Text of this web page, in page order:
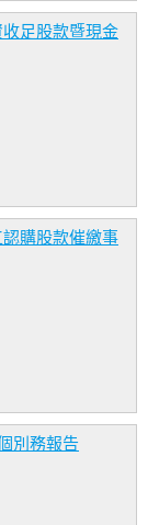
足股款暨現金
購股款催繳事
別務報告